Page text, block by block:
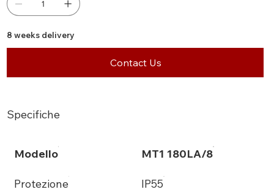
8 weeks delivery
Contact Us
Specifiche
Modello MT1 180LA/8
Protezione IP55